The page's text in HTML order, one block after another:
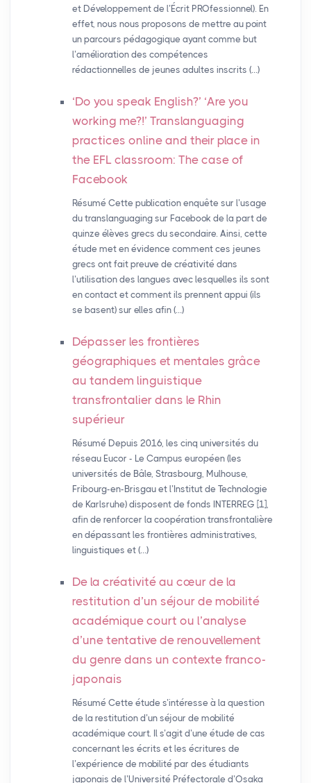
et Développement de l’Écrit PROfessionnel). En
effet, nous nous proposons de mettre au point
un parcours pédagogique ayant comme but
l’amélioration des compétences
rédactionnelles de jeunes adultes inscrits (…)
‘Do you speak English?’ ‘Are you
working me?!’ Translanguaging
practices online and their place in
the EFL classroom: The case of
Facebook
Résumé Cette publication enquête sur l’usage
du translanguaging sur Facebook de la part de
quinze élèves grecs du secondaire. Ainsi, cette
étude met en évidence comment ces jeunes
grecs ont fait preuve de créativité dans
l’utilisation des langues avec lesquelles ils sont
en contact et comment ils prennent appui (ils
se basent) sur elles afin (…)
Dépasser les frontières
géographiques et mentales grâce
au tandem linguistique
transfrontalier dans le Rhin
supérieur
Résumé Depuis 2016, les cinq universités du
réseau Eucor - Le Campus européen (les
universités de Bâle, Strasbourg, Mulhouse,
Fribourg-en-Brisgau et l’Institut de Technologie
de Karlsruhe) disposent de fonds INTERREG [1],
afin de renforcer la coopération transfrontalière
en dépassant les frontières administratives,
linguistiques et (…)
De la créativité au cœur de la
restitution d’un séjour de mobilité
académique court ou l’analyse
d’une tentative de renouvellement
du genre dans un contexte franco-
japonais
Résumé Cette étude s’intéresse à la question
de la restitution d’un séjour de mobilité
académique court. Il s’agit d’une étude de cas
concernant les écrits et les écritures de
l’expérience de mobilité par des étudiants
japonais de l’Université Préfectorale d’Osaka